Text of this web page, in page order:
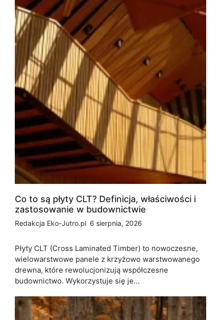
Co to są płyty CLT? Definicja, właściwości i
zastosowanie w budownictwie
Redakcja Eko-Jutro.pl 6 sierpnia, 2026
Płyty CLT (Cross Laminated Timber) to nowoczesne,
wielowarstwowe panele z krzyżowo warstwowanego
drewna, które rewolucjonizują współczesne
budownictwo. Wykorzystuje się je…